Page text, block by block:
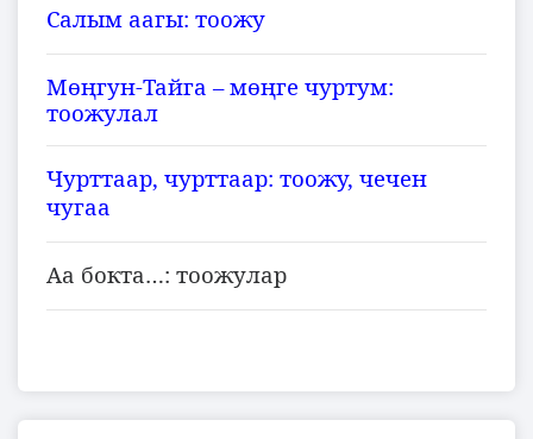
Салым аагы: тоожу
Мөңгун-Тайга –мөңге чуртум:
тоожулал
Чурттаар, чурттаар: тоожу, чечен
чугаа
Аа бокта…: тоожулар